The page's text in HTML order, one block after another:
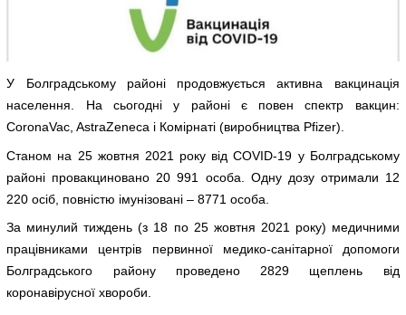
У Болградському районі продовжується активна вакцинація
населення. На сьогодні у районі є повен спектр вакцин:
CoronaVac, AstraZeneca і Комірнаті (виробництва Pfizer).
Станом на 25 жовтня 2021 року від COVID-19 у Болградському
районі провакциновано 20 991 особа. Одну дозу отримали 12
220 осіб, повністю імунізовані – 8771 особа.
За минулий тиждень (з 18 по 25 жовтня 2021 року) медичними
працівниками центрів первинної медико-санітарної допомоги
Болградського району проведено 2829 щеплень від
коронавірусної хвороби.